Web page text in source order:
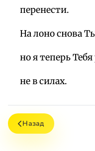
перенести.
На лоно снова
но я теперь Тебя
не в силах.
Назад